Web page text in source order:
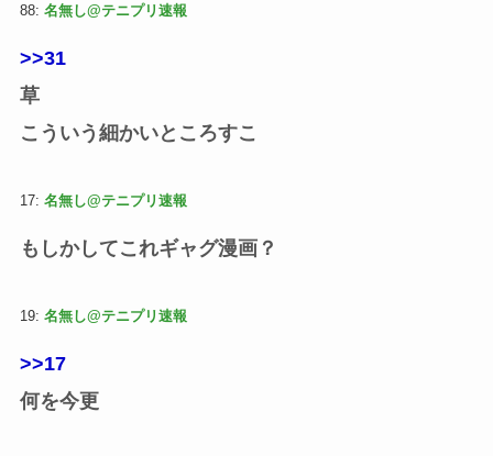
88: 名無し@テニプリ速報
>>31
草
こういう細かいところすこ
17: 名無し@テニプリ速報
もしかしてこれギャグ漫画？
19: 名無し@テニプリ速報
>>17
何を今更